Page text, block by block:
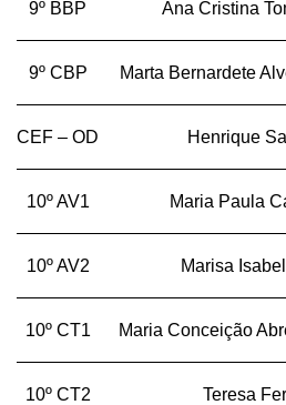
9º BBP Ana Cristina
9º CBP Marta Bernardete
CEF – OD Henrique
10º AV1 Maria Paula
10º AV2 Marisa
10º CT1 Maria Conceição
10º CT2 Teresa